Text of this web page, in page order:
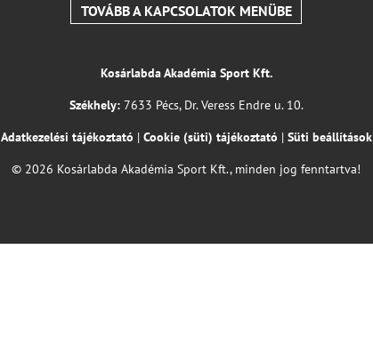
TOVÁBB A KAPCSOLATOK MENÜBE
Kosárlabda Akadémia Sport Kft.
Székhely:7633 Pécs, Dr. Veress Endre u. 10.
Adatkezelési tájékoztató | Cookie (süti) tájékoztató | Süti beállítások
© 2026 Kosárlabda Akadémia Sport Kft., minden jog fenntartva!